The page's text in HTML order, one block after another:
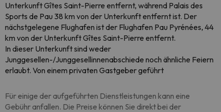
Unterkunft Gîtes Saint-Pierre entfernt, während Palais des
Sports de Pau 38 km von der Unterkunft entfernt ist. Der
nächstgelegene Flughafen ist der Flughafen Pau Pyrénées, 44
km von der Unterkunft Gîtes Saint-Pierre entfernt.
In dieser Unterkunft sind weder
Junggesellen-/Junggesellinnenabschiede noch ähnliche Feiern
erlaubt. Von einem privaten Gastgeber geführt
Für einige der aufgeführten Dienstleistungen kann eine
Gebühr anfallen. Die Preise können Sie direkt bei der